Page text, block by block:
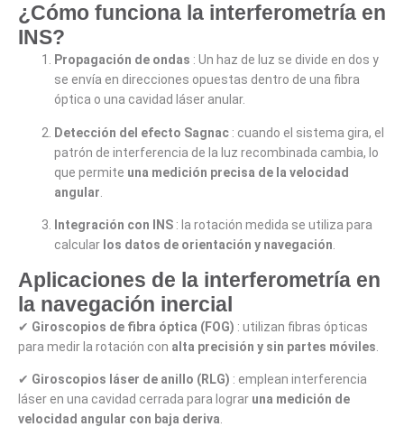
¿Cómo funciona la interferometría en
INS?
Propagación de ondas : Un haz de luz se divide en dos y
se envía en direcciones opuestas dentro de una fibra
óptica o una cavidad láser anular.
Detección del efecto Sagnac : cuando el sistema gira, el
patrón de interferencia de la luz recombinada cambia, lo
que permite una medición precisa de la velocidad
angular
Integración con INS : la rotación medida se utiliza para
calcular los datos de orientación y navegación
Aplicaciones de la interferometría en
la navegación inercial
✔ Giroscopios de fibra óptica (FOG) : utilizan fibras ópticas
para medir la rotación con alta precisión y sin partes móviles
✔ Giroscopios láser de anillo (RLG) : emplean interferencia
láser en una cavidad cerrada para lograr una medición de
velocidad angular con baja deriva